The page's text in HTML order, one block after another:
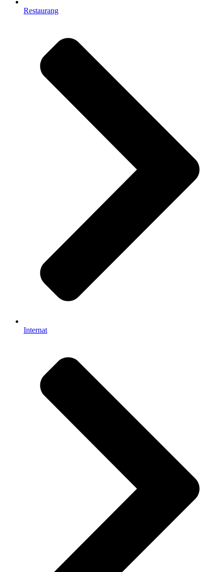
Restaurang
Internat